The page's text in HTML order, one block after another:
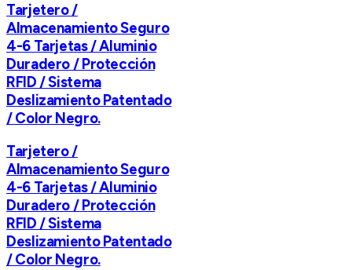
Tarjetero /
Almacenamiento Seguro
4-6 Tarjetas / Aluminio
Duradero / Protección
RFID / Sistema
Deslizamiento Patentado
/ Color Negro.
Tarjetero /
Almacenamiento Seguro
4-6 Tarjetas / Aluminio
Duradero / Protección
RFID / Sistema
Deslizamiento Patentado
/ Color Negro.